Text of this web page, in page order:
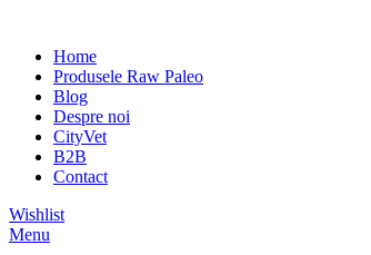
Home
Produsele Raw Paleo
Blog
Despre noi
CityVet
B2B
Contact
Wishlist
Menu